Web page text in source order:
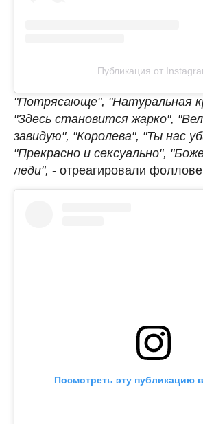
Публикация от
"Потрясающе", "Натуральная
"Здесь становится жарко",
завидую", "Королева", "Ты нас
"Прекрасно и сексуально",
леди", - отреагировали
Посмотреть эту публикацию